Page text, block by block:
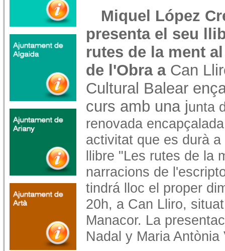
Miquel López
presenta el seu
rutes de la ment
de l'Obra aCan
Cultural Balear
curs amb una junta
renovada
activitat que es durà
llibre "Les rutes de la
narracions de
tindrá lloc el proper
20h, a Can Lliro,
Manacor. La
Nadal y Maria Antònia